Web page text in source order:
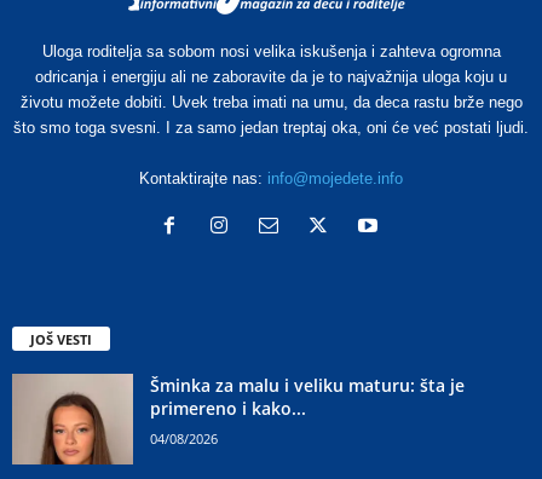
Uloga roditelja sa sobom nosi velika iskušenja i zahteva ogromna
odricanja i energiju ali ne zaboravite da je to najvažnija uloga koju u
životu možete dobiti. Uvek treba imati na umu, da deca rastu brže nego
što smo toga svesni. I za samo jedan treptaj oka, oni će već postati ljudi.
Kontaktirajte nas: info@mojedete.info
JOŠ VESTI
Šminka za malu i veliku maturu: šta je
primereno i kako...
04/08/2026